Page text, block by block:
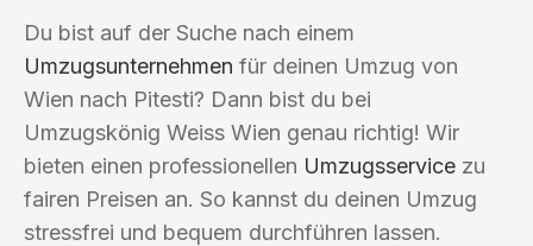
Du bist auf der Suche nach einem
Umzugsunternehmen für deinen Umzug von
Wien nach Pitesti? Dann bist du bei
Umzugskönig Weiss Wien genau richtig! Wir
bieten einen professionellen Umzugsservice zu
fairen Preisen an. So kannst du deinen Umzug
stressfrei und bequem durchführen lassen.